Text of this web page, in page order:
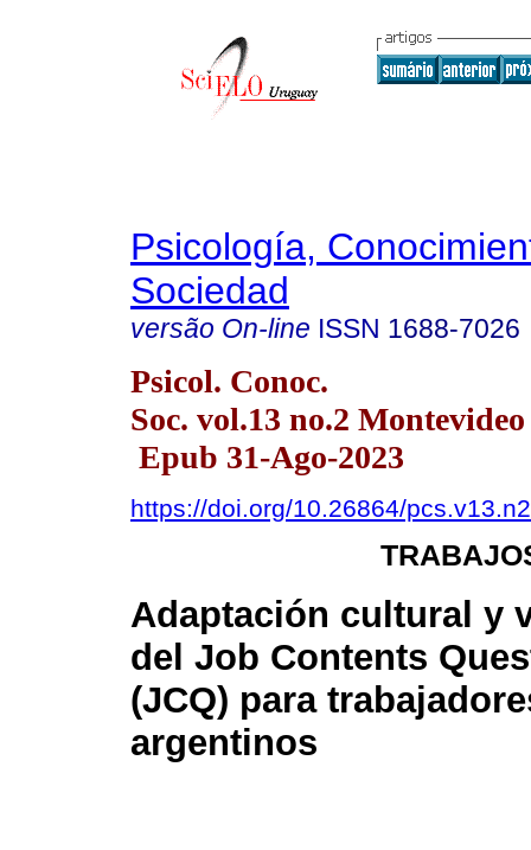
Psicología,
Sociedad
versão On-line ISSN 1688-7026
Psicol. Conoc.
Soc. vol.13 no.2 Montevideo
Epub 31-Ago-2023
https://doi.org/10.26864/
Adaptación cultural y
del Job Contents
(JCQ) para
argentinos